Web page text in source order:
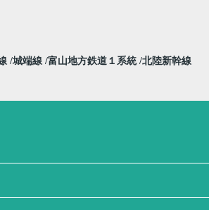
城端線 富山地方鉄道１系統 北陸新幹線